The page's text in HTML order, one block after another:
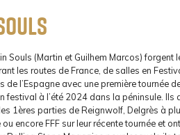
Souls (Martin et Guilhem Marcos) forgent
les routes de France, de salles en
de l’Espagne avec une première tournée
festival à l’été 2024 dans la péninsule. Ils
1ères parties de Reignwolf, Delgrès à
encore FFF sur leur récente tournée et